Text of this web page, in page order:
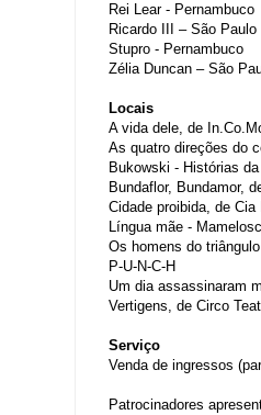
Rei Lear - Pernambuco
Ricardo III – São Paulo
Stupro - Pernambuco
Zélia Duncan – São
Locais
A vida dele, de
As quatro direções do
Bukowski - Histórias
Bundaflor, Bundamor,
Cidade proibida, de Cia
Língua mãe -
Os homens do
P-U-N-C-H
Um dia assassinaram
Vertigens, de Circo
Serviço
Venda de ingressos
Patrocinadores